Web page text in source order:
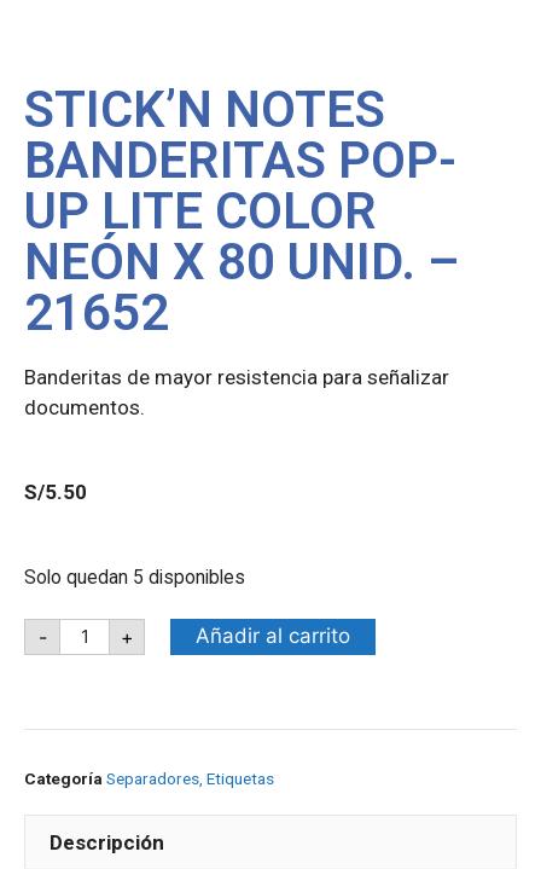
STICK’N NOTES
BANDERITAS POP-
UP LITE COLOR
NEÓN X 80 UNID. –
21652
Banderitas de mayor resistencia para señalizar
documentos.
S/5.50
Solo quedan 5 disponibles
- + Añadir al carrito
Categoría Separadores, Etiquetas
Descripción